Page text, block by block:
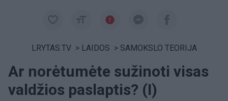
LRYTAS.TV > LAIDOS > SAMOKSLO TEORIJA
Ar norėtumėte sužinoti visas
valdžios paslaptis? (I)